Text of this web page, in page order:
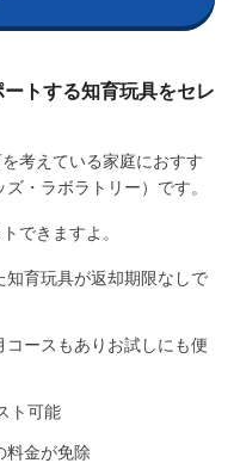
トする知育玩具をセレ
考えている家庭におすす
・ラボラトリー）です。
できますよ。
知育玩具が返却期限なしで
ースもありお試しにも便
ト可能
料金が免除